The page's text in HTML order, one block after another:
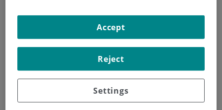
Investigación
Docencia
Settings
Reject
Accept